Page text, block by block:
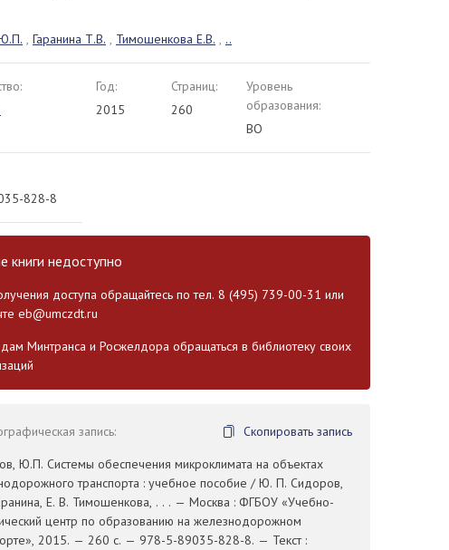
, Гаранина Т.В. , Тимошенкова Е.В. , ..
Год:
2015
Страниц:
260
Уровень
образования:
ВО
828-8
книги недоступно
доступа обращайтесь по тел. 8 (495) 739-00-31 или
eb@umczdt.ru
Минтранса и Росжелдора обращаться в библиотеку своих
запись:
Скопировать запись
Ю.П. Системы обеспечения микроклимата на объектах
транспорта : учебное пособие / Ю. П. Сидоров,
Е. В. Тимошенкова, . . . — Москва : ФГБОУ «Учебно-
центр по образованию на железнодорожном
2015. — 260 с. — 978-5-89035-828-8. — Текст :